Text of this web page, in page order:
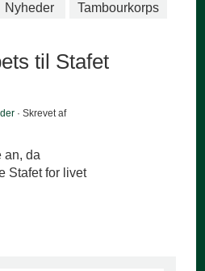
Nyheder Tambourkorps
til Stafet
· Skrevet af
an, da
Stafet for livet